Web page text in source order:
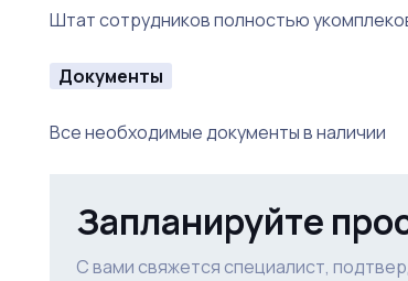
Штат сотрудников полностью
Документы
Все необходимые документы в наличии
Запланируйте
С вами свяжется специалист,